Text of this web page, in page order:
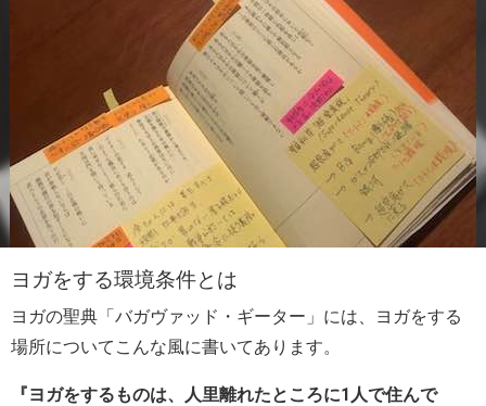
ヨガをする環境条件とは
ヨガの聖典「バガヴァッド・ギーター」には、ヨガをする
場所についてこんな風に書いてあります。
『ヨガをするものは、人里離れたところに1人で住んで